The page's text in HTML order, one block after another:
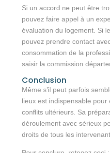
Si un accord ne peut être
pouvez faire appel à un
évaluation du logement. Si
pouvez prendre contact
consommation de la
saisir la commission
Conclusion
Même s’il peut parfois
lieux est indispensable
conflits ultérieurs. Sa
déroulement avec sérieux
droits de tous les